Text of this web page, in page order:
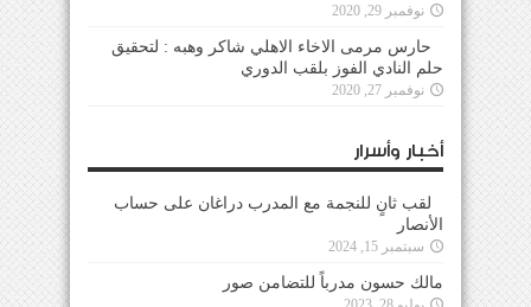
نوفمبر 29, 2020
حارس مرمى الاخاء الاهلي شاكر وهبه : لتحقيق
حلم النادي الفوز بلقب الدوري
نوفمبر 27, 2020
أخبار وأسرار
لقب ثانٍ للنجمة مع المدرب دراغان على حساب
الأنصار
سبتمبر 15, 2024
مالك حسون مدرباً للتضامن صور